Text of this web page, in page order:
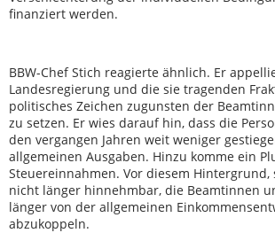
finanziert werden.
BBW-Chef Stich reagierte ähnlich. Er
Landesregierung und die sie tragenden
politisches Zeichen zugunsten der
zu setzen. Er wies darauf hin, dass die
den vergangen Jahren weit weniger
allgemeinen Ausgaben. Hinzu komme ein
Steuereinnahmen. Vor diesem Hintergrund,
nicht länger hinnehmbar, die Beamtinnen
länger von der allgemeinen
abzukoppeln.